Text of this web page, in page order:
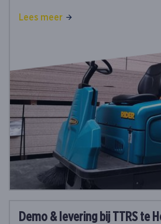
Lees meer
Demo & levering bij TTRS te